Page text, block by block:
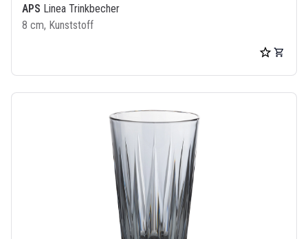
APS Linea Trinkbecher
8 cm, Kunststoff